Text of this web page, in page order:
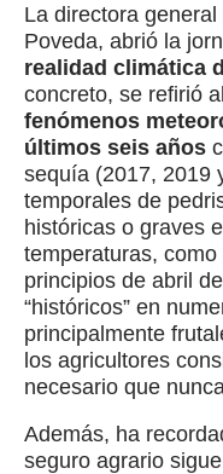
La directora
Poveda, abrió la
realidad climática
concreto, se refirió
fenómenos
últimos seis años
sequía (2017, 2019
temporales de
históricas o graves
temperaturas,
principios de abril
“históricos” en
principalmente
los agricultores
necesario que
Además, ha
seguro agrario